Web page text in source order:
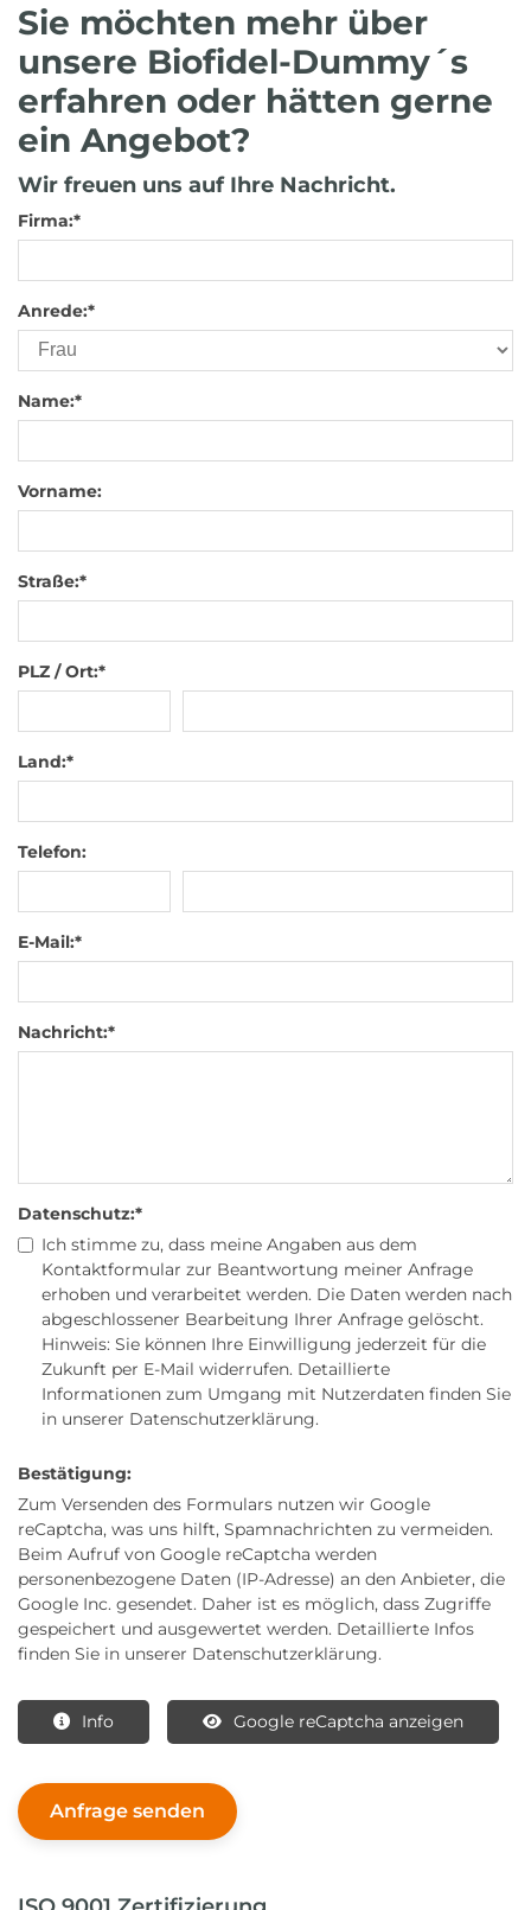
Sie möchten mehr über
unsere Biofidel-Dummy´s
erfahren oder hätten gerne
ein Angebot?
Wir freuen uns auf Ihre Nachricht.
Firma:*
Anrede:*
Name:*
Vorname:
Straße:*
PLZ / Ort:*
Land:*
Telefon:
E-Mail:*
Nachricht:*
Datenschutz:*
Ich stimme zu, dass meine Angaben aus dem
Kontaktformular zur Beantwortung meiner Anfrage
erhoben und verarbeitet werden. Die Daten werden nach
abgeschlossener Bearbeitung Ihrer Anfrage gelöscht.
Hinweis: Sie können Ihre Einwilligung jederzeit für die
Zukunft per E-Mail widerrufen. Detaillierte
Informationen zum Umgang mit Nutzerdaten finden Sie
in unserer Datenschutzerklärung.
Bestätigung:
Zum Versenden des Formulars nutzen wir Google
reCaptcha, was uns hilft, Spamnachrichten zu vermeiden.
Beim Aufruf von Google reCaptcha werden
personenbezogene Daten (IP-Adresse) an den Anbieter, die
Google Inc. gesendet. Daher ist es möglich, dass Zugriffe
gespeichert und ausgewertet werden. Detaillierte Infos
finden Sie in unserer Datenschutzerklärung.
Info Google reCaptcha anzeigen